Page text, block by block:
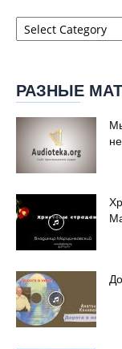
Категории
сайта
РАЗНЫЕ